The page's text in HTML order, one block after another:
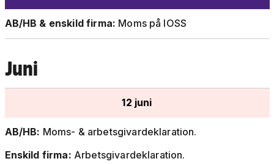
AB/HB & enskild firma: Moms på IOSS
Juni
12 juni
AB/HB: Moms- & arbetsgivardeklaration.
Enskild firma: Arbetsgivardeklaration.